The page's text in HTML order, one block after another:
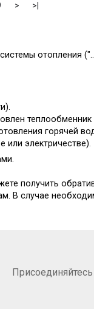
> >|
отопления
теплообменник
горячей
или электричестве).
получить
В случае